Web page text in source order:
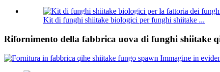
Kit di funghi shiitake biologici per funghi shiitake ...
Rifornimento della fabbrica uova di funghi shiitake